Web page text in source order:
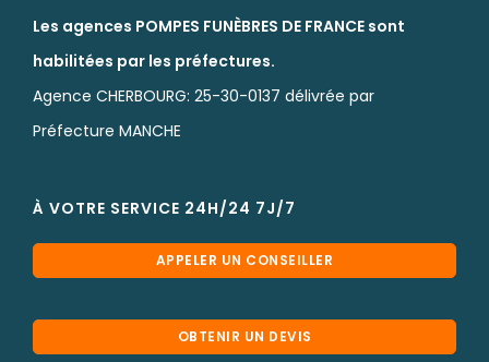
Les agences POMPES FUNÈBRES DE FRANCE sont
habilitées par les préfectures.
Agence CHERBOURG: 25-30-0137 délivrée par
Préfecture MANCHE
À VOTRE SERVICE 24H/24 7J/7
APPELER UN CONSEILLER
OBTENIR UN DEVIS